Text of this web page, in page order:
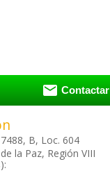
 Contactar
B, Loc. 604
la Paz, Región VIII